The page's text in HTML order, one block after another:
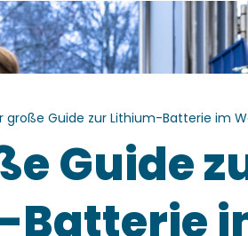
große Guide zur Lithium-Batterie im
Guide
Batterie